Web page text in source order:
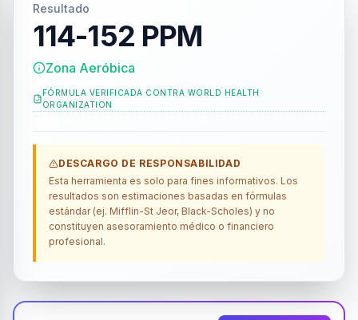
Resultado
114-152 PPM
Zona Aeróbica
FÓRMULA VERIFICADA CONTRA WORLD HEALTH
ORGANIZATION
DESCARGO DE RESPONSABILIDAD
Esta herramienta es solo para fines informativos. Los
resultados son estimaciones basadas en fórmulas
estándar (ej. Mifflin-St Jeor, Black-Scholes) y no
constituyen asesoramiento médico o financiero
profesional.